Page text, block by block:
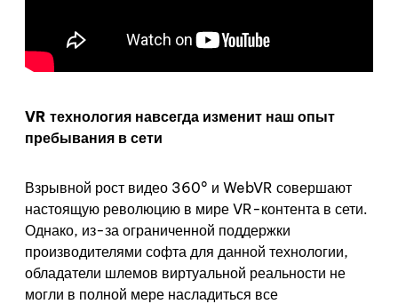
VR технология навсегда изменит наш опыт
пребывания в сети
Взрывной рост видео 360° и WebVR совершают
настоящую революцию в мире VR-контента в сети.
Однако, из-за ограниченной поддержки
производителями софта для данной технологии,
обладатели шлемов виртуальной реальности не
могли в полной мере насладиться все